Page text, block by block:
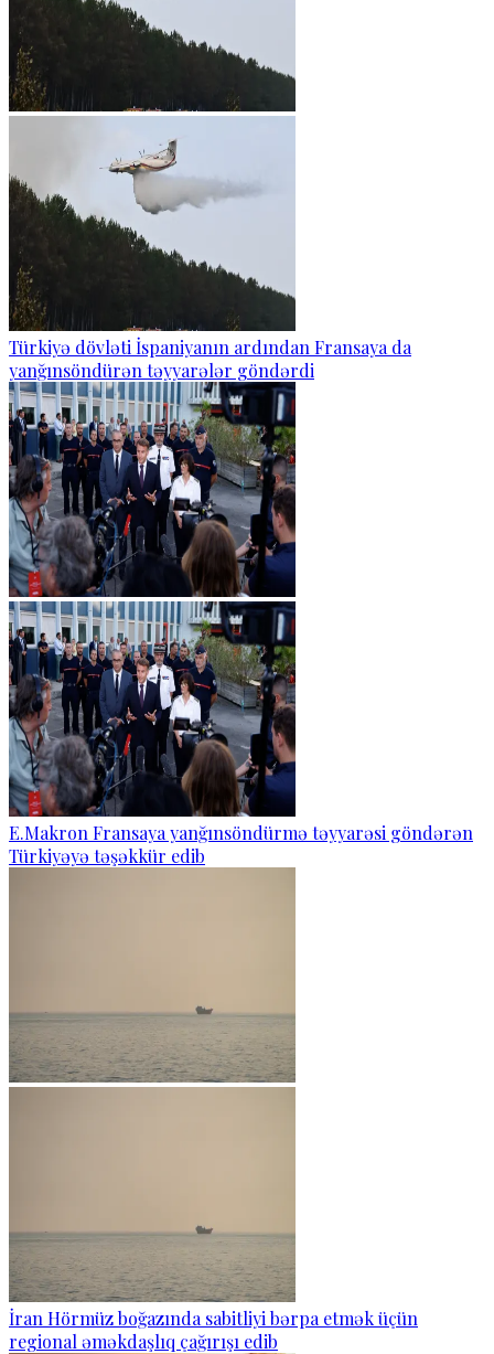
Türkiyə dövləti İspaniyanın ardından Fransaya da
yanğınsöndürən təyyarələr göndərdi
E.Makron Fransaya yanğınsöndürmə təyyarəsi göndərən
Türkiyəyə təşəkkür edib
İran Hörmüz boğazında sabitliyi bərpa etmək üçün
regional əməkdaşlıq çağırışı edib